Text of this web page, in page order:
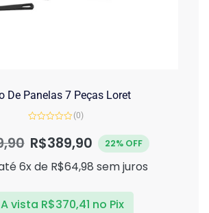
De Panelas 7 Peças Loret
de
(0)
R$389,90 22% OFF
6x de R$64,98 sem juros
A vista R$370,41 no Pix